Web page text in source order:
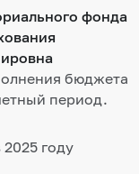
фонда
бюджета
период.
году